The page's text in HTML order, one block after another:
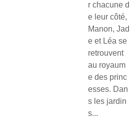
r chacune d
e leur côté,
Manon, Jad
e et Léa se
retrouvent
au royaum
e des princ
esses. Dan
s les jardin
s...